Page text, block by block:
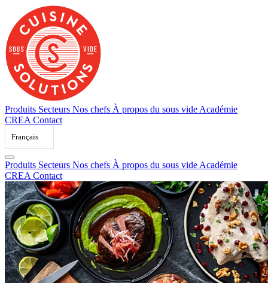
content
Produits Secteurs Nos chefs À propos du sous vide Académie
CREA Contact
Français
Produits Secteurs Nos chefs À propos du sous vide Académie
CREA Contact